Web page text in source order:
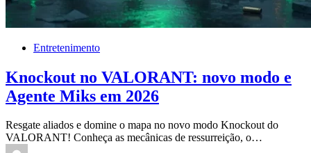
Entretenimento
Knockout no VALORANT: novo modo e
Agente Miks em 2026
Resgate aliados e domine o mapa no novo modo Knockout do
VALORANT! Conheça as mecânicas de ressurreição, o…